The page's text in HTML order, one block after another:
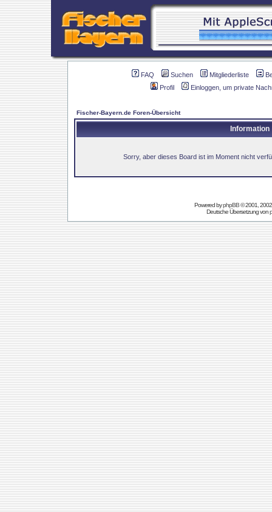
FAQ Suchen Mitgliederliste
Profil
Einloggen, um private
Fischer-Bayern.de Foren-Übersicht
Information
Sorry, aber dieses Board ist im Moment nicht
Powered byphpBB© 2001,
Deutsche Übersetzung von